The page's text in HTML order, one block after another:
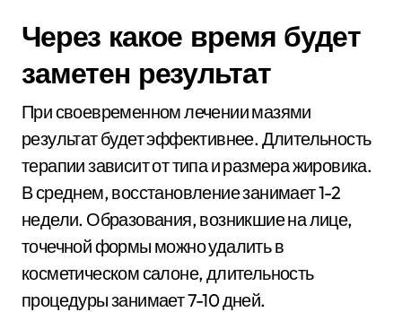
Через какое время будет
заметен результат
При своевременном лечении мазями
результат будет эффективнее. Длительность
терапии зависит от типа и размера жировика.
В среднем, восстановление занимает 1-2
недели. Образования, возникшие на лице,
точечной формы можно удалить в
косметическом салоне, длительность
процедуры занимает 7-10 дней.